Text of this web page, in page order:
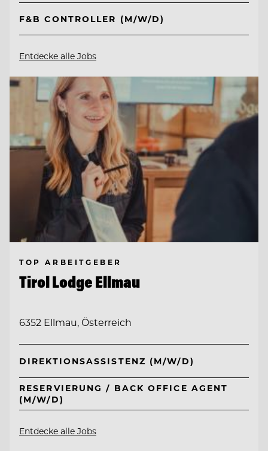
F&B CONTROLLER (M/W/D)
Entdecke alle Jobs
TOP ARBEITGEBER
Tirol Lodge Ellmau
6352 Ellmau, Österreich
DIREKTIONSASSISTENZ (M/W/D)
RESERVIERUNG / BACK OFFICE AGENT
(M/W/D)
Entdecke alle Jobs